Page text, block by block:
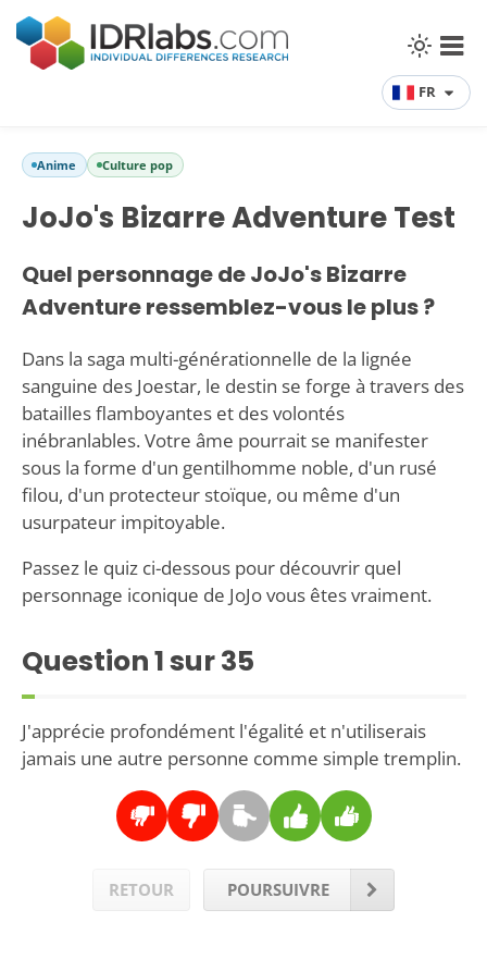
FR
Anime Culture pop
JoJo's Bizarre Adventure Test
Quel personnage de JoJo's Bizarre
Adventure ressemblez-vous le plus ?
Dans la saga multi-générationnelle de la lignée
sanguine des Joestar, le destin se forge à travers des
batailles flamboyantes et des volontés
inébranlables. Votre âme pourrait se manifester
sous la forme d'un gentilhomme noble, d'un rusé
filou, d'un protecteur stoïque, ou même d'un
usurpateur impitoyable.
Passez le quiz ci-dessous pour découvrir quel
personnage iconique de JoJo vous êtes vraiment.
Question1sur 35
J'apprécie profondément l'égalité et n'utiliserais
jamais une autre personne comme simple tremplin.
RETOUR POURSUIVRE